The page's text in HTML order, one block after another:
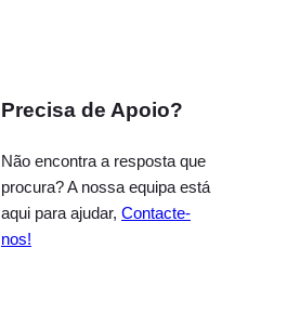
Spanish
French
Polish
Precisa de Apoio?
Não encontra a resposta que
procura? A nossa equipa está
aqui para ajudar, Contacte-
nos!